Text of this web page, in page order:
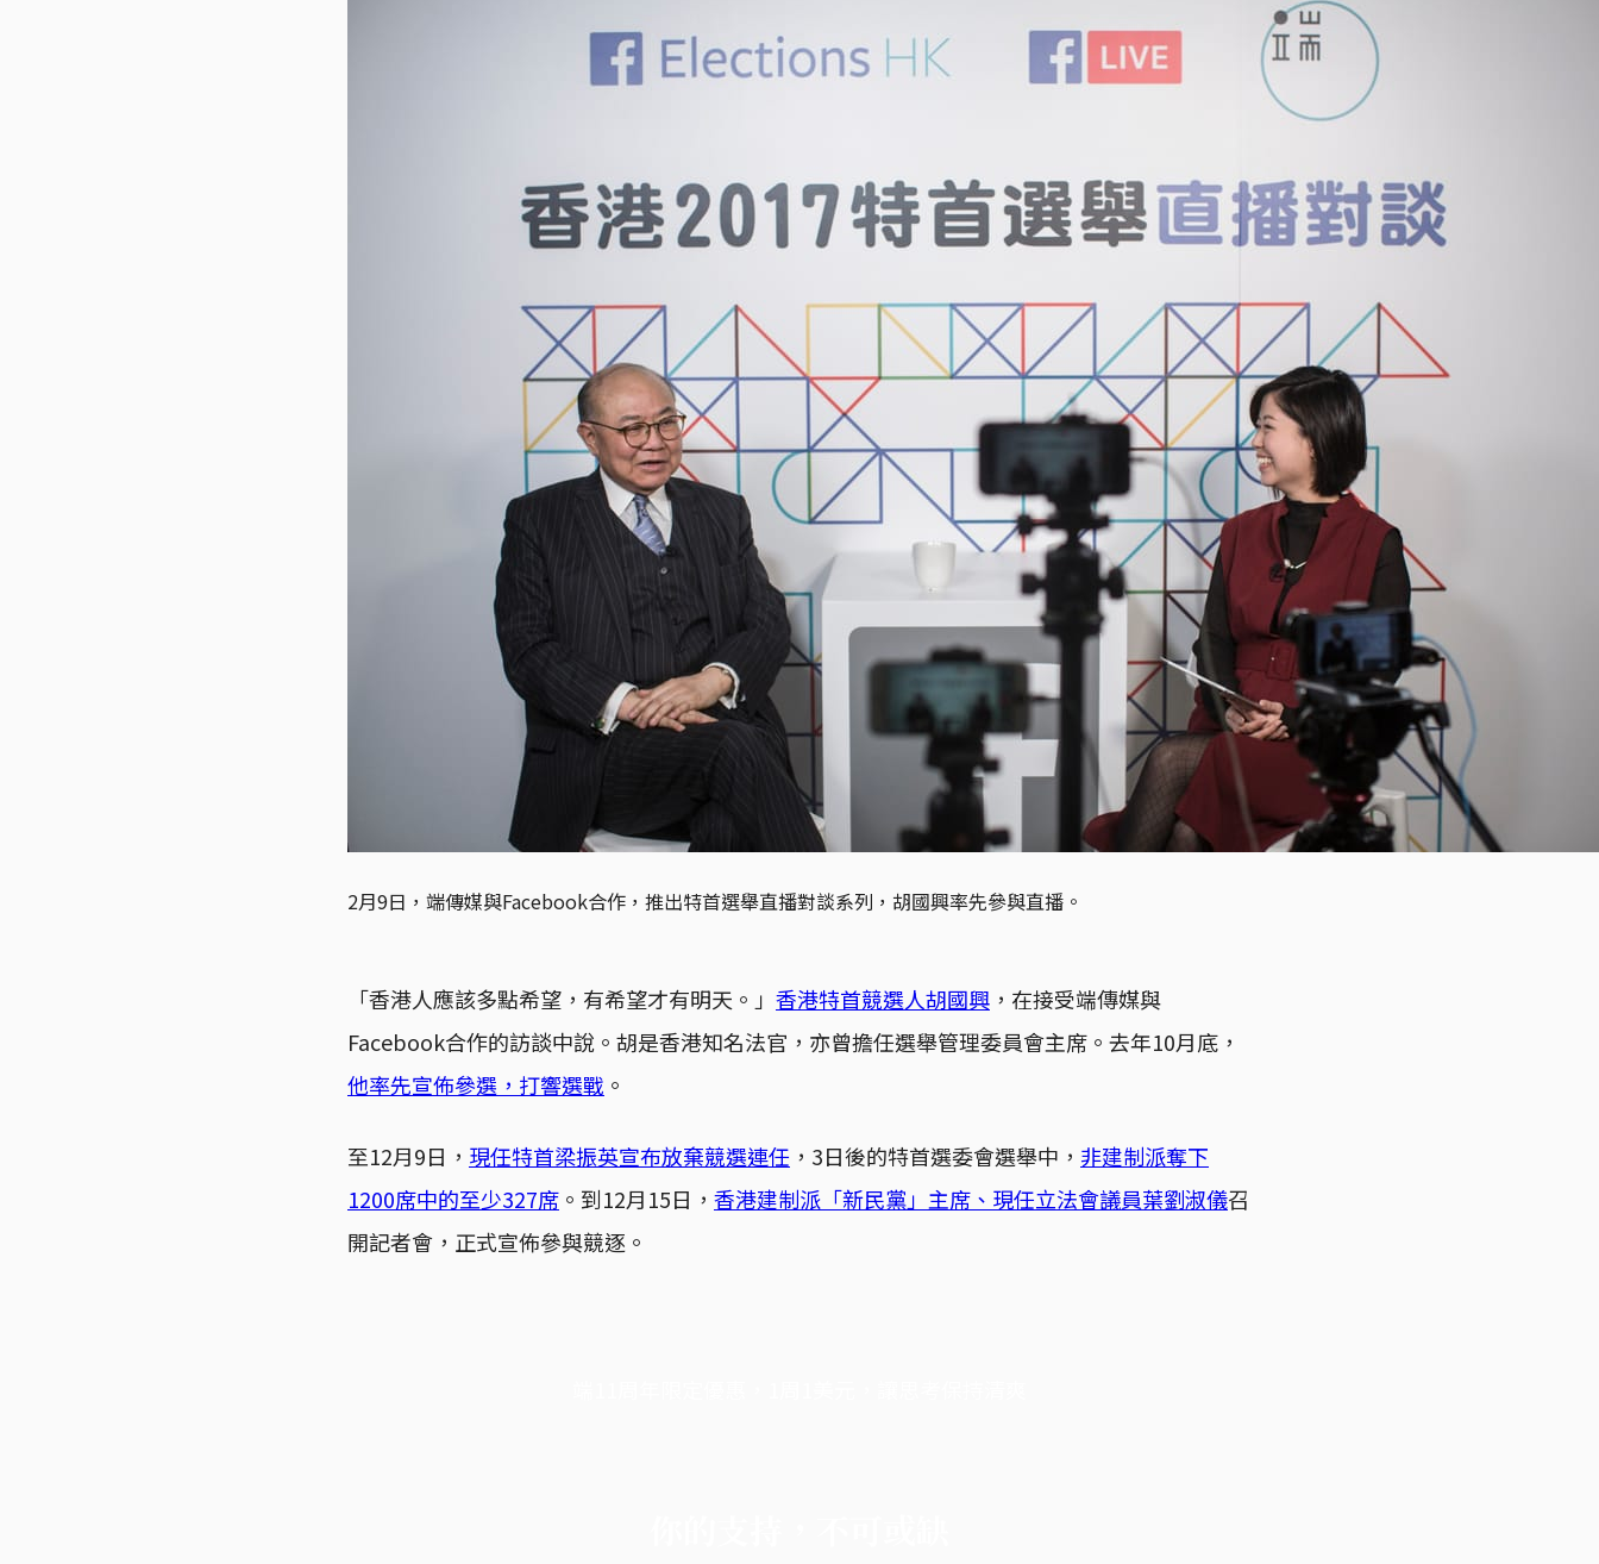
2月9日，端傳媒與Facebook合作，推出特首選舉直播對談系列，胡國興率先參與直播。
「香港人應該多點希望，有希望才有明天。」 香港特首競選人胡國興 ，在接受端傳媒與
Facebook合作的訪談中說。胡是香港知名法官，亦曾擔任選舉管理委員會主席。去年10月底，
他率先宣佈參選，打響選戰 。
至12月9日， 現任特首梁振英宣布放棄競選連任 ，3日後的特首選委會選舉中， 非建制派奪下
1200席中的至少327席 。到12月15日， 香港建制派「新民黨」主席、現任立法會議員葉劉淑儀召
開記者會，正式宣佈參與競逐。